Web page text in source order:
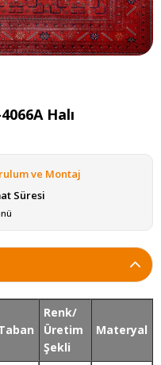
Halı
ve Montaj
Süresi
Renk/
Üretim
Şekli
Materyal